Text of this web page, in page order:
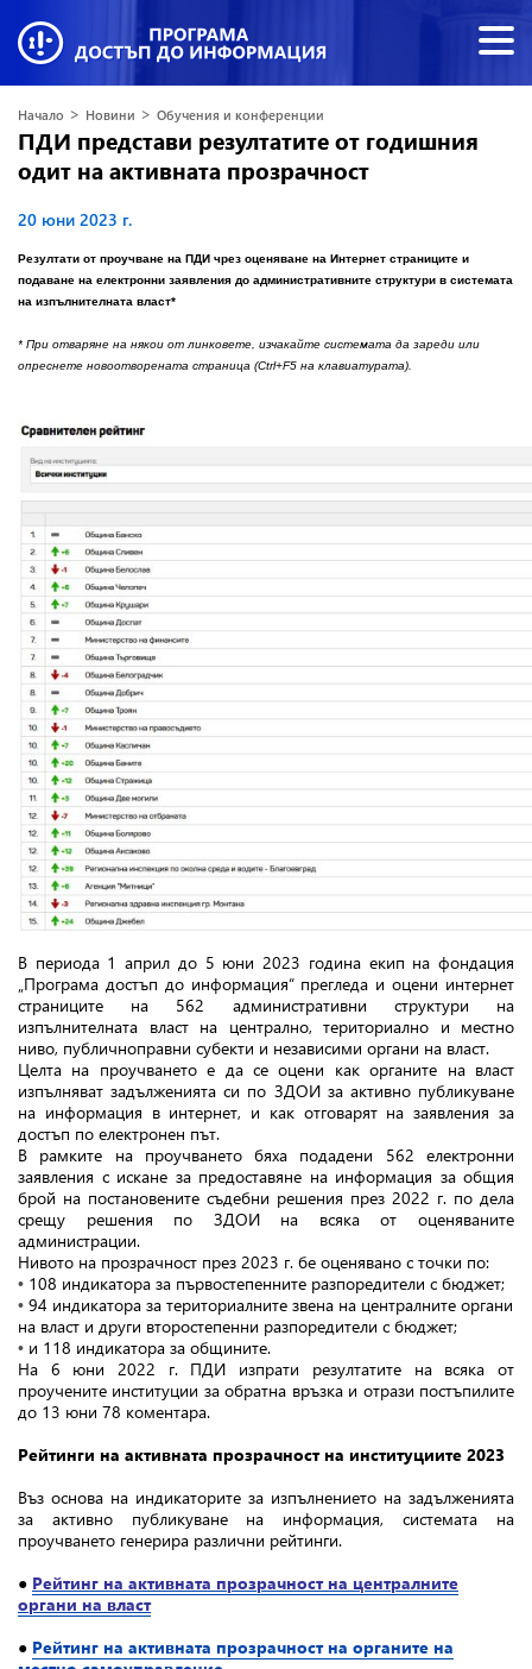
Начало > Новини > Обучения и конференции
ПДИ представи резултатите от годишния
одит на активната прозрачност
20 юни 2023 г.
Резултати от проучване на ПДИ чрез оценяване на Интернет страниците и
подаване на електронни заявления до административните структури в системата
на изпълнителната власт*
* При отваряне на някои от линковете, изчакайте системата да зареди или
опреснете новоотворената страница (Ctrl+F5 на клавиатурата).
В периода 1 април до 5 юни 2023 година екип на фондация
„Програма достъп до информация“ прегледа и оцени интернет
страниците на 562 административни структури на
изпълнителната власт на централно, териториално и местно
ниво, публичноправни субекти и независими органи на власт.
Целта на проучването е да се оцени как органите на власт
изпълняват задълженията си по ЗДОИ за активно публикуване
на информация в интернет, и как отговарят на заявления за
достъп по електронен път.
В рамките на проучването бяха подадени 562 електронни
заявления с искане за предоставяне на информация за общия
брой на постановените съдебни решения през 2022 г. по дела
срещу решения по ЗДОИ на всяка от оценяваните
администрации.
Нивото на прозрачност през 2023 г. бе оценявано с точки по:
• 108 индикатора за първостепенните разпоредители с бюджет;
• 94 индикатора за териториалните звена на централните органи
на власт и други второстепенни разпоредители с бюджет;
• и 118 индикатора за общините.
На 6 юни 2022 г. ПДИ изпрати резултатите на всяка от
проучените институции за обратна връзка и отрази постъпилите
до 13 юни 78 коментарa.
Рейтинги на активната прозрачност на институциите 2023
Въз основа на индикаторите за изпълнението на задълженията
за активно публикуване на информация, системата на
проучването генерира различни рейтинги.
● Рейтинг на активната прозрачност на централните
органи на власт
● Рейтинг на активната прозрачност на органите на